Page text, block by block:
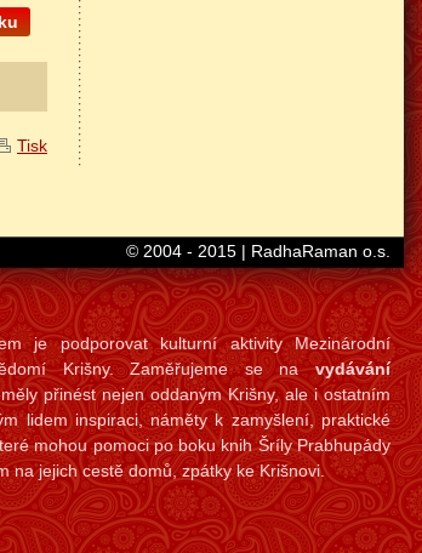
Tisk
je podporovat kulturní aktivity Mezinárodní
Krišny. Zaměřujeme se navydávání
přinést nejen oddaným Krišny, ale i ostatním
lidem inspiraci, náměty k zamyšlení, praktické
mohou pomoci po boku knih Šríly Prabhupády
na jejich cestě domů, zpátky ke Krišnovi.
© 2004 - 2015 | RadhaRaman o.s.